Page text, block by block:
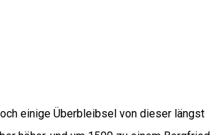
einige Überbleibsel von dieser längst